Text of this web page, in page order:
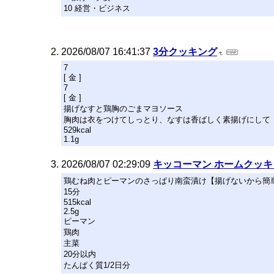
10 経営・ビジネス
2026/08/07 16:41:37 3分クッキング
7
[ 金 ]
7
[ 金 ]
揚げなすと鶏胸のごまマヨソース
胸肉は衣をつけてしっとり、なすは香ばしく素揚げにして
529kcal
1.1g
2026/08/07 02:29:09 キッコーマン ホームクッ
鶏むね肉とピーマンのさっぱり南蛮漬け【揚げないから簡
15分
515kcal
2.5g
ピーマン
鶏肉
主菜
20分以内
たんぱく質1/2日分